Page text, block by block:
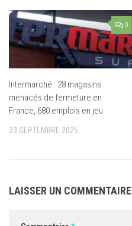
0
Intermarché : 28 magasins
menacés de fermeture en
France, 680 emplois en jeu
23 SEPTEMBRE 2025
LAISSER UN COMMENTAIRE